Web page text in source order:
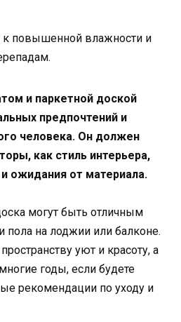
к повышенной влажности и
и паркетной доской
предпочтений и
человека. Он должен
как стиль интерьера,
ожидания от материала.
могут быть отличным
пола на лоджии или балконе.
уют и красоту, а
годы, если будете
рекомендации по уходу и